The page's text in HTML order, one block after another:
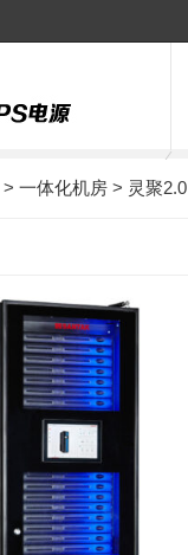
> 一体化机房 > 灵聚2.0